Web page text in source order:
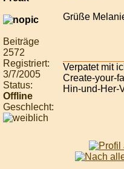
Beiträge
2572
Registriert:
3/7/2005
Status:
Offline
Geschlecht:
Grüße
Verpatet mit
Create-your-
Hin-und-Her-